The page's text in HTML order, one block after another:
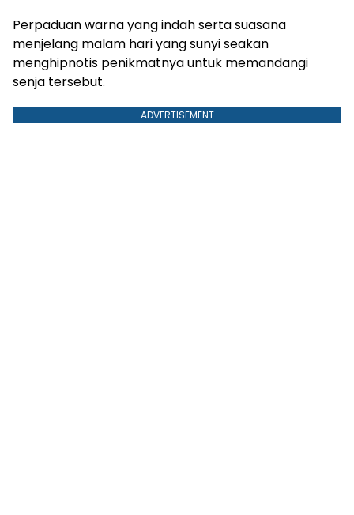
Perpaduan warna yang indah serta suasana
menjelang malam hari yang sunyi seakan
menghipnotis penikmatnya untuk memandangi
senja tersebut.
ADVERTISEMENT